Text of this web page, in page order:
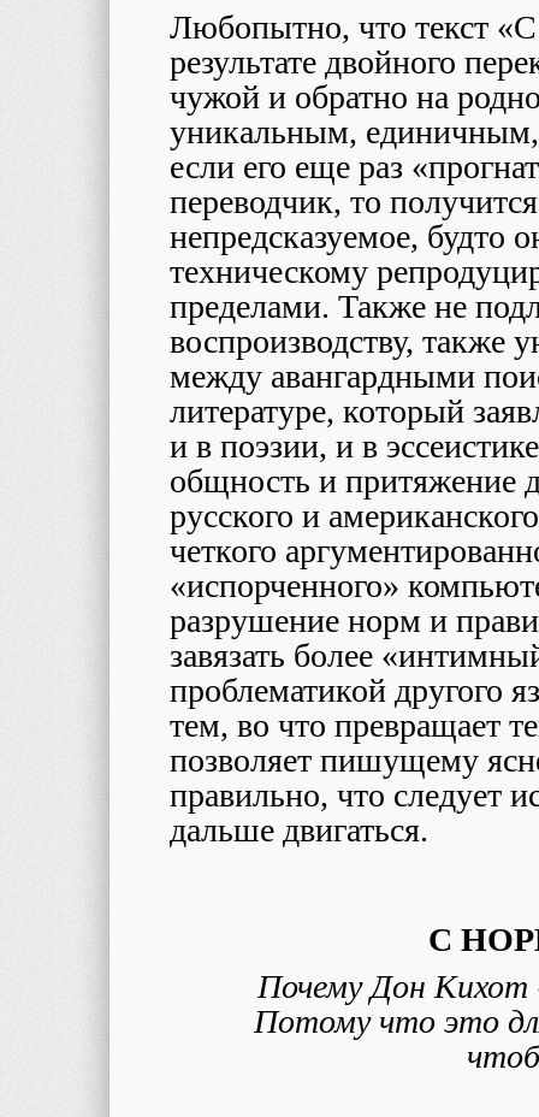
Любопытно, что текст
результате двойного
чужой и обратно на
уникальным,
если его еще раз
переводчик, то
непредсказуемое, будто
техническому
пределами. Также не
воспроизводству, также
между авангардными
литературе, который
и в поэзии, и в
общность и притяжение
русского и
четкого
«испорченного»
разрушение норм и
завязать более
проблематикой другого
тем, во что превращает
позволяет пишущему
правильно, что следует
дальше двигаться.
С
Почему Дон Кихот
Потому что это